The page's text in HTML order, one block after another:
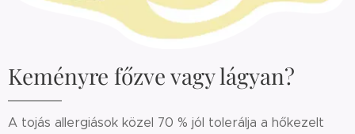
Keményre főzve vagy lágyan?
A tojás allergiások közel 70 % jól tolerálja a hőkezelt